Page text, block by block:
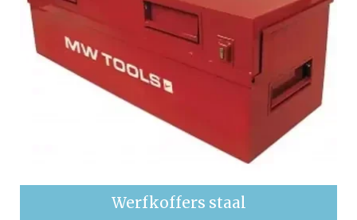
Werfkoffers staal